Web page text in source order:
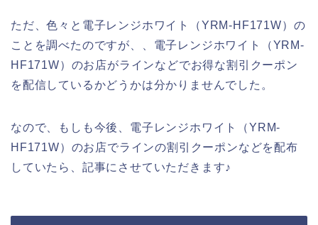
ただ、色々と電子レンジホワイト（YRM-HF171W）の
ことを調べたのですが、、電子レンジホワイト（YRM-
HF171W）のお店がラインなどでお得な割引クーポン
を配信しているかどうかは分かりませんでした。
なので、もしも今後、電子レンジホワイト（YRM-
HF171W）のお店でラインの割引クーポンなどを配布
していたら、記事にさせていただきます♪